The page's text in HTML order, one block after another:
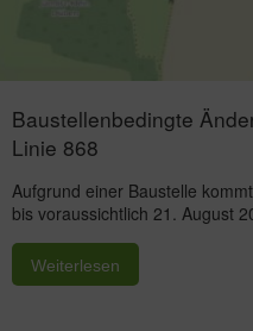
Baustellenbedingte
Linie 868
Aufgrund einer Baustelle
bis voraussichtlich 21. August
Weiterlesen